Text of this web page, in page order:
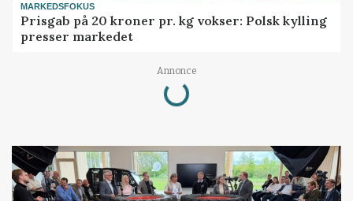
MARKEDSFOKUS
Prisgab på 20 kroner pr. kg vokser: Polsk kylling
presser markedet
Annonce
Loading...